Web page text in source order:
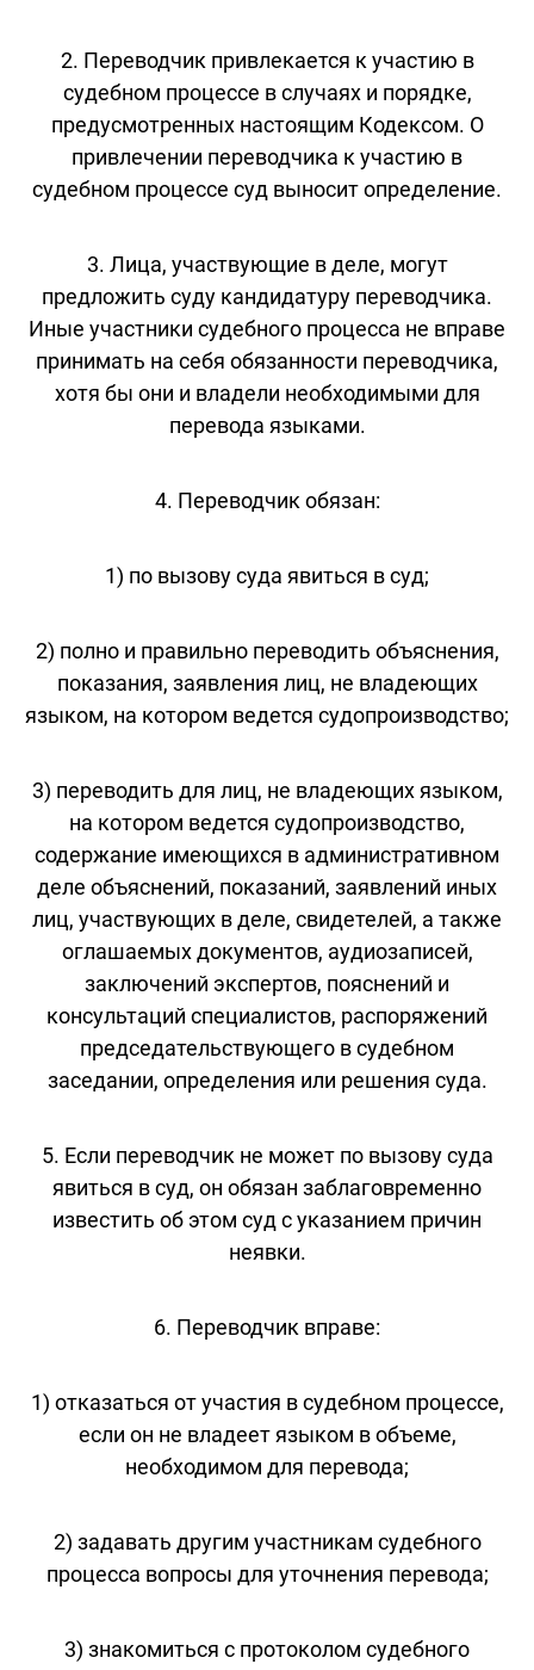
2. Переводчик привлекается к участию в
судебном процессе в случаях и порядке,
предусмотренных настоящим Кодексом. О
привлечении переводчика к участию в
судебном процессе суд выносит определение.
3. Лица, участвующие в деле, могут
предложить суду кандидатуру переводчика.
Иные участники судебного процесса не вправе
принимать на себя обязанности переводчика,
хотя бы они и владели необходимыми для
перевода языками.
4. Переводчик обязан:
1) по вызову суда явиться в суд;
2) полно и правильно переводить объяснения,
показания, заявления лиц, не владеющих
языком, на котором ведется судопроизводство;
3) переводить для лиц, не владеющих языком,
на котором ведется судопроизводство,
содержание имеющихся в административном
деле объяснений, показаний, заявлений иных
лиц, участвующих в деле, свидетелей, а также
оглашаемых документов, аудиозаписей,
заключений экспертов, пояснений и
консультаций специалистов, распоряжений
председательствующего в судебном
заседании, определения или решения суда.
5. Если переводчик не может по вызову суда
явиться в суд, он обязан заблаговременно
известить об этом суд с указанием причин
неявки.
6. Переводчик вправе:
1) отказаться от участия в судебном процессе,
если он не владеет языком в объеме,
необходимом для перевода;
2) задавать другим участникам судебного
процесса вопросы для уточнения перевода;
3) знакомиться с протоколом судебного